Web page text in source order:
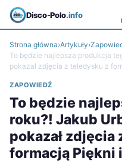
Disco-Polo.info
Strona główna›Artykuły›
To będzie najlepsza produkcja
pokazał zdjęcia z teledysku z
ZAPOWIEDŹ
To będzie
roku?! Jakub
pokazał zdjęcia
formacją Piękni